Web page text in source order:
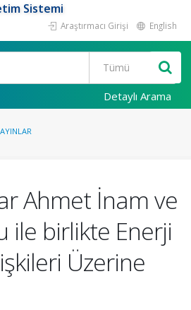
Sistemi
Araştırmacı Girişi English
Detaylı Arama
Ahmet İnam ve
ile birlikte Enerji
Üzerine